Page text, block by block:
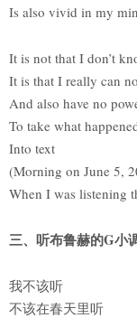
Is also vivid in my
It is not that I don’t
It is that I really can
And also have no
To take what
Into text
(Morning on June 5,
When I was listening
三、听布鲁赫的G小
我不该听
不该在春天里听